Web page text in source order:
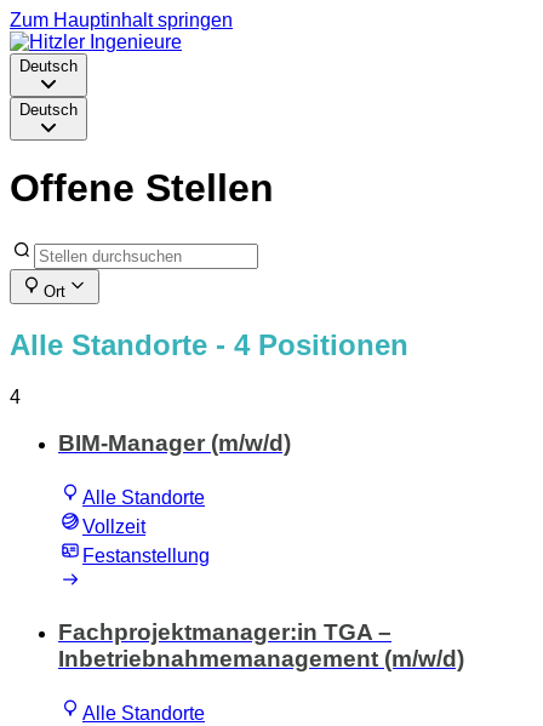
Zum Hauptinhalt springen
Deutsch
Deutsch
Offene Stellen
Ort
Alle Standorte - 4 Positionen
4
BIM-Manager (m/w/d)
Alle Standorte
Vollzeit
Festanstellung
Fachprojektmanager:in TGA –
Inbetriebnahmemanagement (m/w/d)
Alle Standorte